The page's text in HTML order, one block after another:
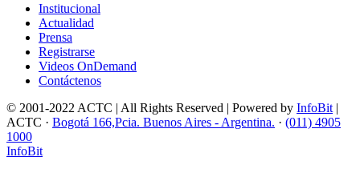
Institucional
Actualidad
Prensa
Registrarse
Videos OnDemand
Contáctenos
© 2001-2022 ACTC | All Rights Reserved | Powered by InfoBit |
ACTC · Bogotá 166,Pcia. Buenos Aires - Argentina. · (011) 4905
1000
InfoBit